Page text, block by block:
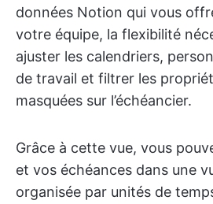
données Notion qui vous
votre équipe, la flexibilité
ajuster les calendriers,
de travail et filtrer les
masquées sur l’échéancier.
Grâce à cette vue, vous
et vos échéances dans une
organisée par unités de